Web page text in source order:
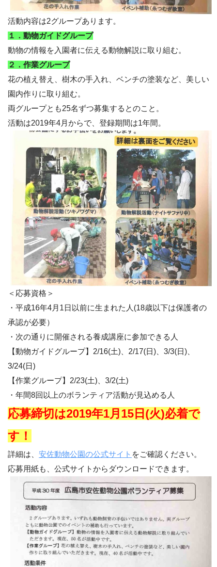
活動内容は2グループあります。
１．動物ガイドグループ
動物の情報を入園者に伝える動物解説に取り組む。
２．作業グループ
花の植え替え、樹木の手入れ、ベンチの塗装など、美しい
園内作りに取り組む。
両グループとも25名ずつ募集するとのこと。
活動は2019年4月からで、登録期間は1年間。
＜応募資格＞
・平成16年4月1日以前に生まれた人(18歳以下は保護者の
承認が必要）
・次の通りに開催される養成講座に参加できる人
【動物ガイドグループ】2/16(土)、2/17(日)、3/3(日)、
3/24(日)
【作業グループ】2/23(土)、3/2(土)
・年間8回以上のボランティア活動が見込める人
応募締切は2019年1月15日(火)必着で
す！
詳細は、 安佐動物公園の公式サイト をご確認ください。
応募用紙も、公式サイトからダウンロードできます。